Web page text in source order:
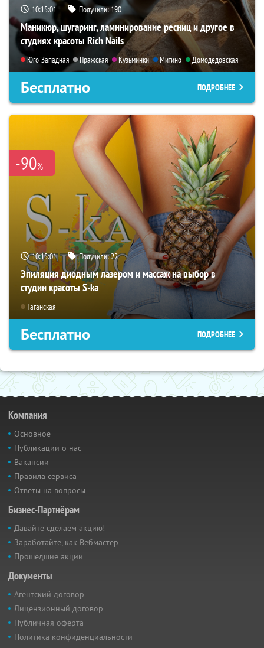
10:14:59 Получили:190
Маникюр, шугаринг, ламинирование ресниц и другое в
студиях красоты Rich Nails
Юго-Западная Пражская Кузьминки Митино Домодедовская
Бесплатно ПОДРОБНЕЕ
-90%
10:14:59 Получили:22
Эпиляция диодным лазером и массаж на выбор в
студии красоты S-ka
Таганская
Бесплатно ПОДРОБНЕЕ
Компания
Основное
Публикации о нас
Вакансии
Правила сервиса
Ответы на вопросы
Бизнес-Партнёрам
Давайте сделаем акцию!
Заработайте, как Вебмастер
Прошедшие акции
Документы
Агентский договор
Лицензионный договор
Публичная оферта
Политика конфиденциальности